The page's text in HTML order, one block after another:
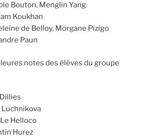
Bouton, Menglin Yang
Koukhan
de Belloy, Morgane Pizigo
Paun
notes des élèves du groupe
Luchnikova
Helloco
Hurez